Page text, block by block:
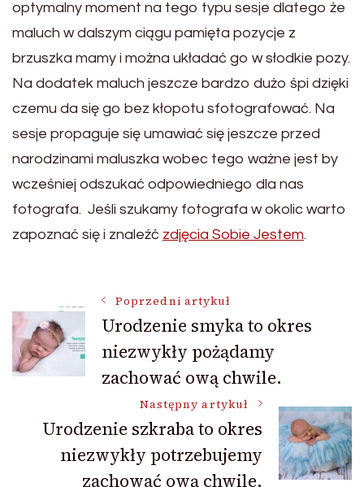
optymalny moment na tego typu sesje dlatego że
maluch w dalszym ciągu pamięta pozycje z
brzuszka mamy i można układać go w słodkie pozy.
Na dodatek maluch jeszcze bardzo dużo śpi dzięki
czemu da się go bez kłopotu sfotografować. Na
sesje propaguje się umawiać się jeszcze przed
narodzinami maluszka wobec tego ważne jest by
wcześniej odszukać odpowiedniego dla nas
fotografa. Jeśli szukamy fotografa w okolic warto
zapoznać się i znaleźć zdjęcia Sobie Jestem.
Nawigacja
wpisu
Poprzedni artykuł
Urodzenie smyka to okres
niezwykły pożądamy
zachować ową chwile.
Następny artykuł
Urodzenie szkraba to okres
niezwykły potrzebujemy
zachować ową chwile.